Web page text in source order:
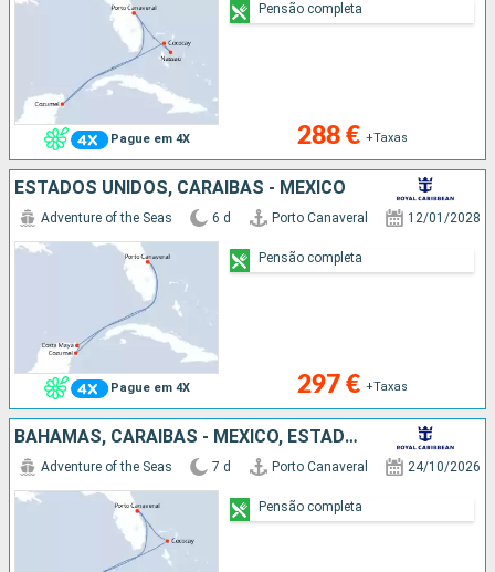
Pague em 4X 288 € +Taxas
Pensão completa
ESTADOS UNIDOS, CARAIBAS - MEXICO
Pague em 4X
Adventure of the Seas 6 d Porto Canaveral 12/01/2028
297 € +Taxas
Pensão completa
BAHAMAS, CARAIBAS - MEXICO, ESTADOS UNIDOS
Adventure of the Seas 7 d Porto Canaveral 24/10/2026
Pensão completa